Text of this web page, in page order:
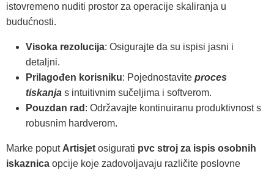
istovremeno nuditi prostor za operacije skaliranja u
budućnosti.
Visoka rezolucija: Osigurajte da su ispisi jasni i
detaljni.
Prilagođen korisniku: Pojednostavite proces
tiskanja s intuitivnim sučeljima i softverom.
Pouzdan rad : Održavajte kontinuiranu produktivnost s
robusnim hardverom.
Marke poput Artisjet osigurati pvc stroj za ispis osobnih
iskaznica opcije koje zadovoljavaju različite poslovne